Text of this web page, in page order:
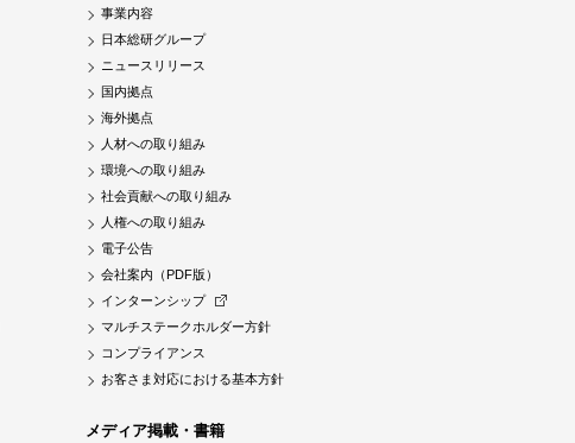
事業内容
日本総研グループ
ニュースリリース
国内拠点
海外拠点
人材への取り組み
環境への取り組み
社会貢献への取り組み
人権への取り組み
電子公告
会社案内（PDF版）
インターンシップ
マルチステークホルダー方針
コンプライアンス
お客さま対応における基本方針
メディア掲載・書籍